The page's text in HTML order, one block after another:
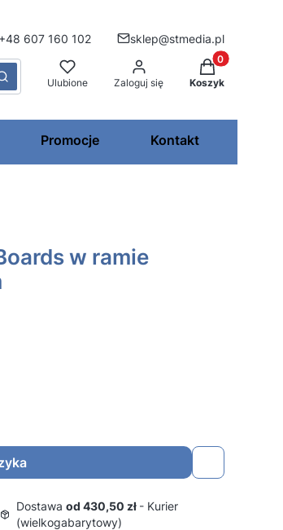
+48 607 160 102 sklep@stmedia.pl
Szukaj Ulubione Zaloguj się
Produkty w
Koszyk
Promocje Kontakt
w ramie
Dostawaod 430,50 zł - Kurier
(wielkogabarytowy)